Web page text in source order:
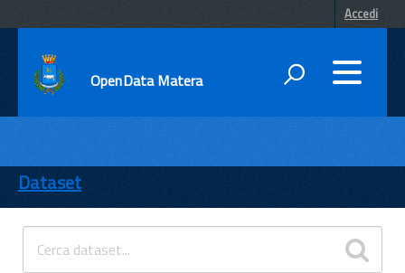
Accedi
OpenData Matera
ENTI
TEMI
INFORMAZIONI
Dataset